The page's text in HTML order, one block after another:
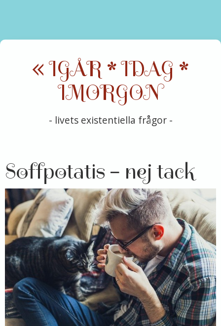
« IGÅR * IDAG *
IMORGON
- livets existentiella frågor -
Soffpotatis – nej tack